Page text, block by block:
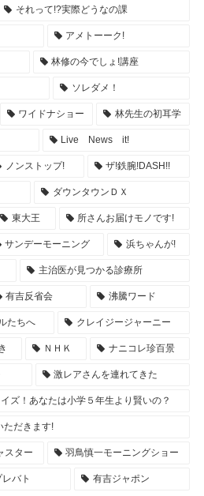
それって!?実際どうなの課
アメトーーク!
林修の今でしょ!講座
ソレダメ！
ワイドナショー 林先生の初耳学
Live News it!
ノンストップ! ザ!鉄腕!DASH!!
ダウンタウンＤＸ
東大王 所さんお届けモノです!
サンデーモーニング 浜ちゃんが!
主治医が見つかる診療所
有吉反省会 沸騰ワード
たちへ クレイジージャーニー
ＮＨＫ ナニコレ珍百景
激レアさんを連れてきた
ズ！あなたは小学５年生より賢いの？
ただきます!
スター 羽鳥慎一モーニングショー
レバト 有吉ジャポン